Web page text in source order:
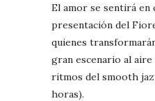
El amor se sentirá en
presentación del
quienes
gran escenario al aire
ritmos del smooth
horas).